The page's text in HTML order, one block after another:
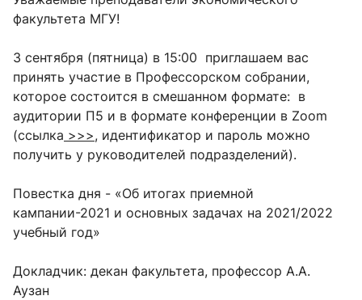
факультета МГУ!
3 сентября (пятница) в 15:00 приглашаем вас
принять участие в Профессорском собрании,
которое состоится в смешанном формате: в
аудитории П5 и в формате конференции в Zoom
(ссылка >>>, идентификатор и пароль можно
получить у руководителей подразделений).
Повестка дня - «Об итогах приемной
кампании-2021 и основных задачах на 2021/2022
учебный год»
Докладчик: декан факультета, профессор А.А.
Аузан